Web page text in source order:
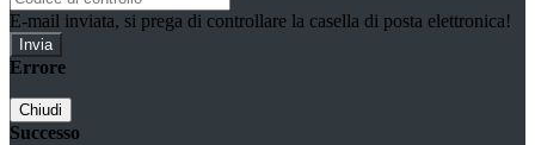
E-mail inviata, si prega di controllare la casella di posta elettronica!
Errore
Chiudi
Successo